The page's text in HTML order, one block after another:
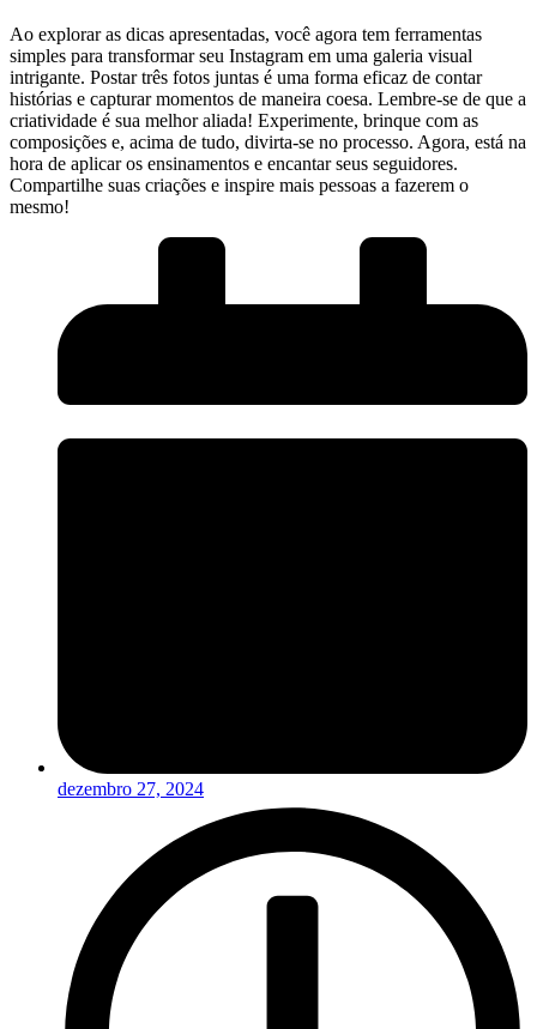
Ao‍ explorar​ as dicas⁣ apresentadas, você agora ​tem ferramentas
simples para transformar seu​ Instagram em uma galeria visual
intrigante. Postar três fotos juntas é uma forma eficaz de contar
histórias e capturar momentos‌ de maneira coesa. Lembre-se de que a
‌criatividade é sua melhor aliada! Experimente, brinque com as
composições⁢ e, acima de tudo, divirta-se no processo. Agora, está na⁢
hora de aplicar os ensinamentos​ e encantar ​seus seguidores.
Compartilhe suas criações e inspire mais pessoas⁤ a fazerem o
mesmo!
dezembro 27, 2024